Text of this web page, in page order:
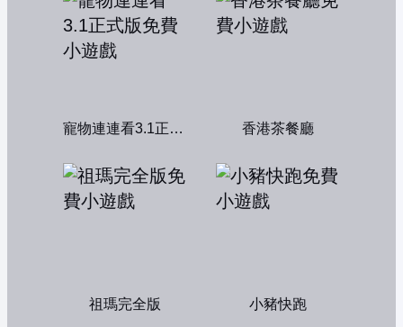
寵物連連看3.1正式版 香港茶餐廳
祖瑪完全版 小豬快跑